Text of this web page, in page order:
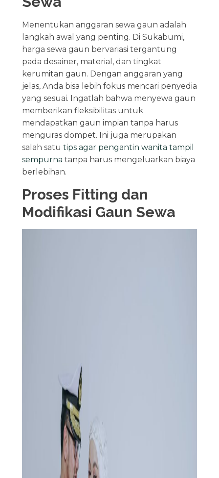
Menentukan anggaran sewa gaun adalah
langkah awal yang penting. Di Sukabumi,
harga sewa gaun bervariasi tergantung
pada desainer, material, dan tingkat
kerumitan gaun. Dengan anggaran yang
jelas, Anda bisa lebih fokus mencari penyedia
yang sesuai. Ingatlah bahwa menyewa gaun
memberikan fleksibilitas untuk
mendapatkan gaun impian tanpa harus
menguras dompet. Ini juga merupakan
salah satu tips agar pengantin wanita tampil
sempurna tanpa harus mengeluarkan biaya
berlebihan.
Proses Fitting dan
Modifikasi Gaun Sewa